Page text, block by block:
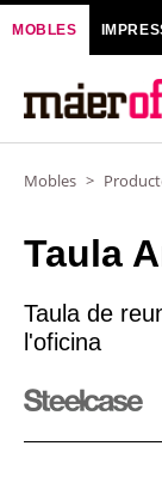
contingut
MOBLES
Mobles >
Taula
Taula de
l'oficina